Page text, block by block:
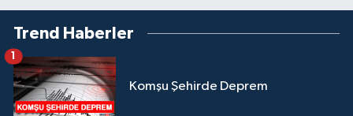
Trend Haberler
Komşu Şehirde Deprem
1